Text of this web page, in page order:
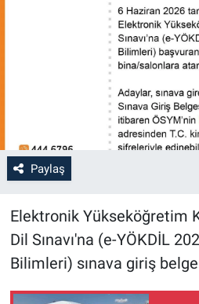
Paylaş
Elektronik Yükseköğretim
Dil Sınavı'na (e-YÖKDİL
Bilimleri) sınava giriş